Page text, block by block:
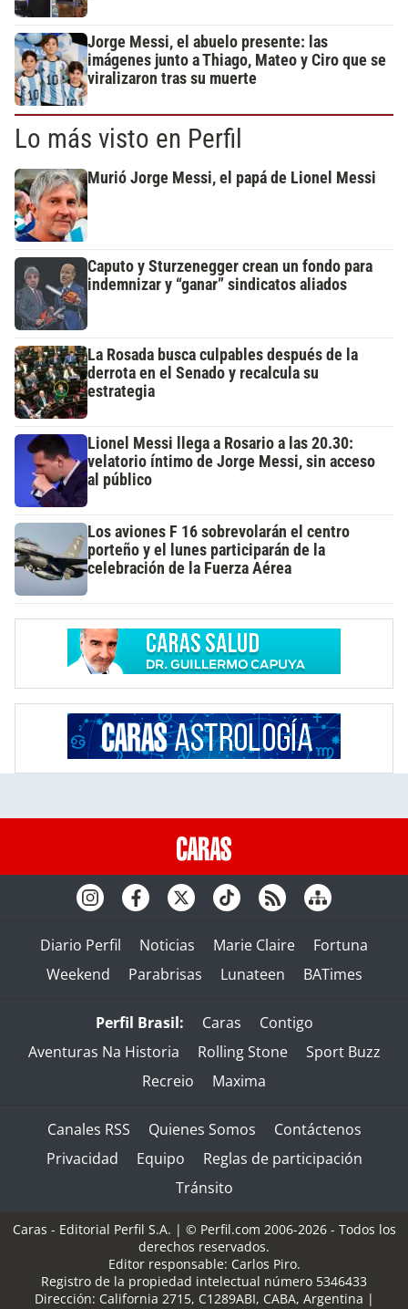
Jorge Messi, el abuelo presente: las
imágenes junto a Thiago, Mateo y Ciro que se
viralizaron tras su muerte
Lo más visto en Perfil
Murió Jorge Messi, el papá de Lionel Messi
Caputo y Sturzenegger crean un fondo para
indemnizar y “ganar” sindicatos aliados
La Rosada busca culpables después de la
derrota en el Senado y recalcula su
estrategia
Lionel Messi llega a Rosario a las 20.30:
velatorio íntimo de Jorge Messi, sin acceso
al público
Los aviones F 16 sobrevolarán el centro
porteño y el lunes participarán de la
celebración de la Fuerza Aérea
Diario Perfil Noticias Marie Claire
Fortuna
Weekend
Parabrisas Lunateen BATimes
Perfil Brasil: Caras
Contigo
Aventuras Na Historia
Rolling Stone
Sport Buzz
Recreio
Maxima
Canales RSS Quienes Somos
Contáctenos
Privacidad
Equipo
Reglas de participación
Tránsito
Caras - Editorial Perfil S.A. | © Perfil.com 2006-2026 - Todos los
derechos reservados.
Editor responsable: Carlos Piro.
Registro de la propiedad intelectual número 5346433
Dirección: California 2715, C1289ABI, CABA, Argentina |